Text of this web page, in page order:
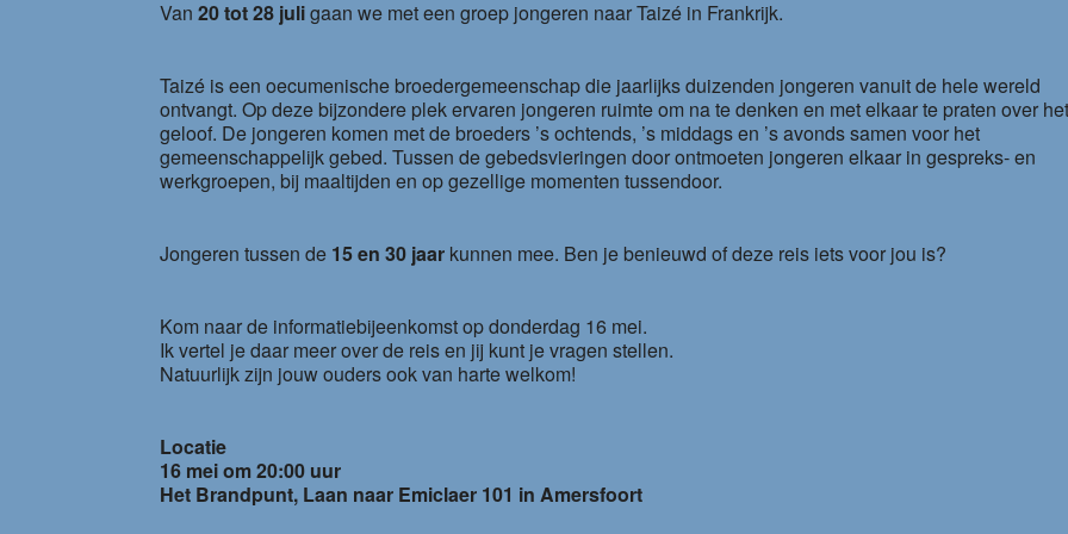
Van20 tot 28 juligaan we met een groep jongeren naar Taizé in Frankrijk.
Taizé is een oecumenische broedergemeenschap die jaarlijks duizenden jongeren vanuit de hele wereld
ontvangt. Op deze bijzondere plek ervaren jongeren ruimte om na te denken en met elkaar te praten over
geloof. De jongeren komen met de broeders ’s ochtends, ’s middags en ’s avonds samen voor het
gemeenschappelijk gebed. Tussen de gebedsvieringen door ontmoeten jongeren elkaar in gespreks- en
werkgroepen, bij maaltijden en op gezellige momenten tussendoor.
Jongeren tussen de 15 en 30 jaar kunnen mee. Ben je benieuwd of deze reis iets voor jou is?
Kom naar de informatiebijeenkomst op donderdag 16 mei.
Ik vertel je daar meer over de reis en jij kunt je vragen stellen.
Natuurlijk zijn jouw ouders ook van harte welkom!
Locatie
16 mei om 20:00 uur
Het Brandpunt, Laan naar Emiclaer 101 in Amersfoort